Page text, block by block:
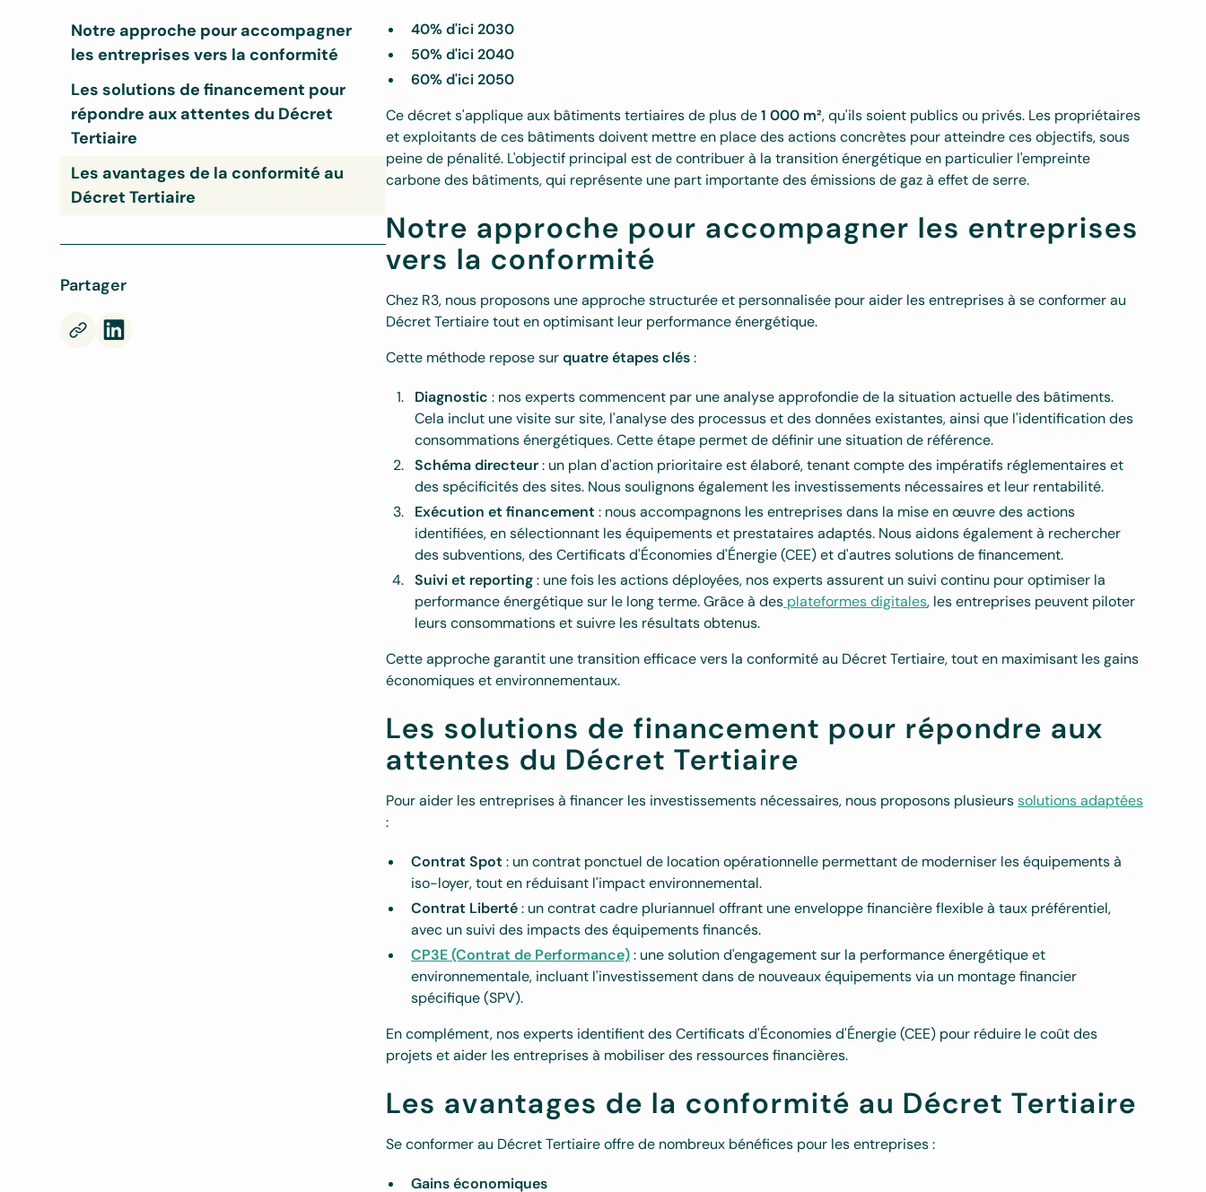
Notre approche pour accompagner
les entreprises vers la conformité
Les solutions de financement pour
répondre aux attentes du Décret
Tertiaire
Les avantages de la conformité au
Décret Tertiaire
Partager
40% d'ici 2030
50% d'ici 2040
60% d'ici 2050
Ce décret s'applique aux bâtiments tertiaires de plus de1 000 m², qu'ils soient publics ou privés. Les propriétaires
et exploitants de ces bâtiments doivent mettre en place des actions concrètes pour atteindre ces objectifs, sous
peine de pénalité. L'objectif principal est de contribuer à la transition énergétique en particulier l'empreinte
carbone des bâtiments, qui représente une part importante des émissions de gaz à effet de serre.
Notre approche pour accompagner les entreprises
vers la conformité
Chez R3, nous proposons une approche structurée et personnalisée pour aider les entreprises à se conformer au
Décret Tertiaire tout en optimisant leur performance énergétique.
Cette méthode repose surquatre étapes clés:
Diagnostic : nos experts commencent par une analyse approfondie de la situation actuelle des bâtiments.
Cela inclut une visite sur site, l'analyse des processus et des données existantes, ainsi que l'identification des
consommations énergétiques. Cette étape permet de définir une situation de référence.
Schéma directeur: un plan d'action prioritaire est élaboré, tenant compte des impératifs réglementaires et
des spécificités des sites. Nous soulignons également les investissements nécessaires et leur rentabilité.
Exécution et financement : nous accompagnons les entreprises dans la mise en œuvre des actions
identifiées, en sélectionnant les équipements et prestataires adaptés. Nous aidons également à rechercher
des subventions, des Certificats d'Économies d'Énergie (CEE) et d'autres solutions de financement.
Suivi et reporting: une fois les actions déployées, nos experts assurent un suivi continu pour optimiser la
performance énergétique sur le long terme. Grâce à des plateformes digitales, les entreprises peuvent piloter
leurs consommations et suivre les résultats obtenus.
Cette approche garantit une transition efficace vers la conformité au Décret Tertiaire, tout en maximisant les gains
économiques et environnementaux.
Les solutions de financement pour répondre aux
attentes du Décret Tertiaire
Pour aider les entreprises à financer les investissements nécessaires, nous proposons plusieurssolutions adaptées
:
Contrat Spot : un contrat ponctuel de location opérationnelle permettant de moderniser les équipements à
iso-loyer, tout en réduisant l'impact environnemental.
Contrat Liberté: un contrat cadre pluriannuel offrant une enveloppe financière flexible à taux préférentiel,
avec un suivi des impacts des équipements financés.
CP3E (Contrat de Performance): une solution d'engagement sur la performance énergétique et
environnementale, incluant l'investissement dans de nouveaux équipements via un montage financier
spécifique (SPV).
En complément, nos experts identifient des Certificats d'Économies d'Énergie (CEE) pour réduire le coût des
projets et aider les entreprises à mobiliser des ressources financières.
Les avantages de la conformité au Décret Tertiaire
Se conformer au Décret Tertiaire offre de nombreux bénéfices pour les entreprises :
Gains économiques